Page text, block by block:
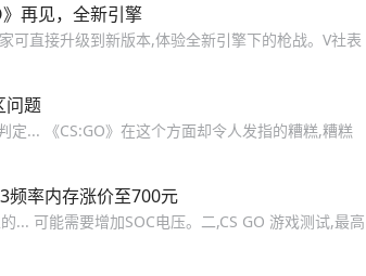
》再见，全新引擎
可直接升级到新版本,体验全新引擎下的枪战。V社表
问题
定... 《CS:GO》在这个方面却令人发指的糟糕,糟糕
频率内存涨价至700元
... 可能需要增加SOC电压。二,CS GO 游戏测试,最高